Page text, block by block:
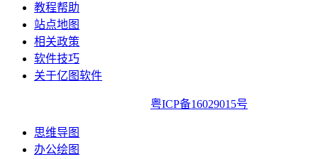
教程帮助
站点地图
相关政策
软件技巧
关于亿图软件
粤ICP备16029015号
思维导图
办公绘图